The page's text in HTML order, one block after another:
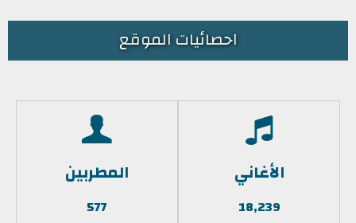
احصائيات الموقع
الأغاني
18,239
المطربين
577